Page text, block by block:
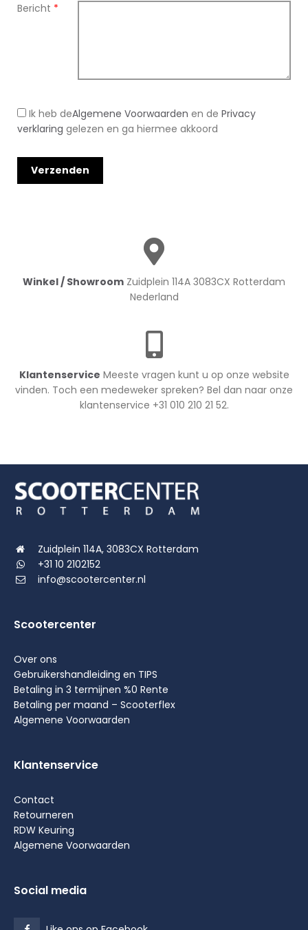
Bericht *
Ik heb deAlgemene Voorwaarden en de Privacy
verklaring gelezen en ga hiermee akkoord
Winkel / Showroom Zuidplein 114A 3083CX Rotterdam
Nederland
Klantenservice Meeste vragen kunt u op onze website
vinden. Toch een medeweker spreken? Bel dan naar onze
klantenservice +31 010 210 21 52.
Zuidplein 114A, 3083CX Rotterdam
+31 10 2102152
info@scootercenter.nl
Scootercenter
Over ons
Gebruikershandleiding en TIPS
Betaling in 3 termijnen %0 Rente
Betaling per maand – Scooterflex
Algemene Voorwaarden
Klantenservice
Contact
Retourneren
RDW Keuring
Algemene Voorwaarden
Social media